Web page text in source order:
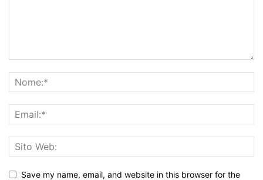
Save my name, email, and website in this browser for the